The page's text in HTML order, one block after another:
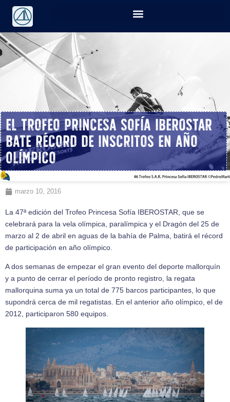
El Trofeo Princesa Sofía IBEROSTAR
bate récord de inscritos en año
olímpico
marzo 10, 2016
La 47ª edición del Trofeo Princesa Sofía IBEROSTAR, que se
celebrará para la vela olímpica, paralímpica y el Dragón del 25 de
marzo al 2 de abril en aguas de la bahía de Palma, batirá el récord
de participación en año olímpico.
A dos semanas de empezar el gran evento del deporte mallorquín
y a punto de cerrar el período de pronto registro, la regata
mallorquina suma ya un total de 775 barcos participantes, lo que
supondrá cerca de mil regatistas. En el anterior año olímpico, el de
2012, participaron 580 equipos.